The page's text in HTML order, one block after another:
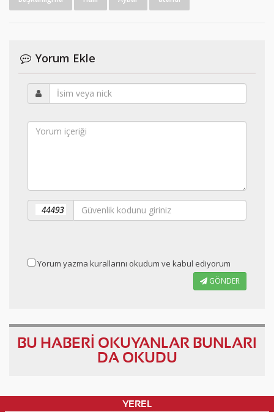
Yorum Ekle
Yorum yazma kurallarını okudum ve kabul ediyorum
GÖNDER
BU HABERİ OKUYANLAR BUNLARI
DA OKUDU
YEREL